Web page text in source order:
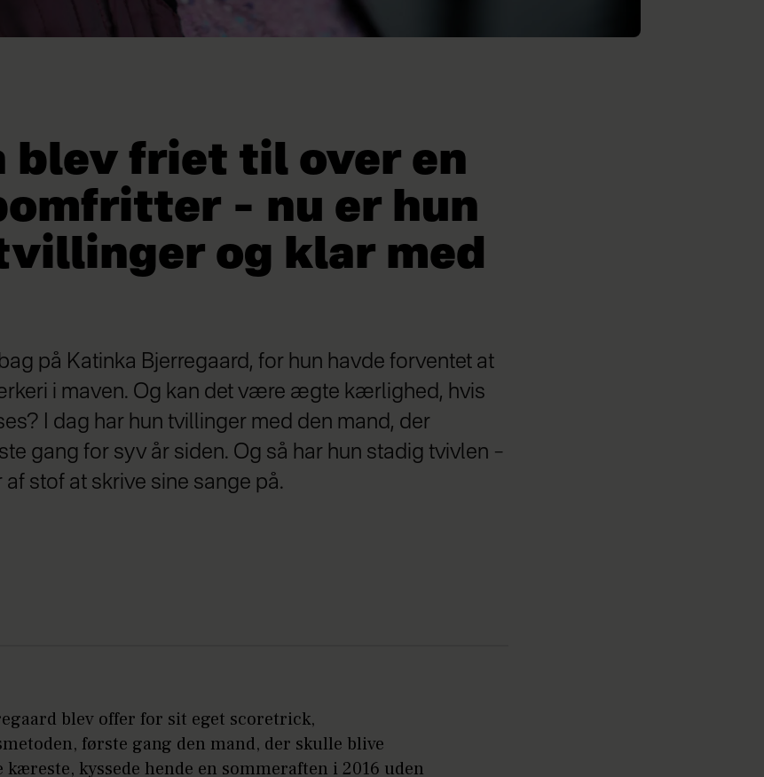
blev friet til over en
– nu er hun
og klar med
på Katinka Bjerregaard, for hun havde forventet at
i maven. Og kan det være ægte kærlighed, hvis
I dag har hun tvillinger med den mand, der
gang for syv år siden. Og så har hun stadig tvivlen –
stof at skrive sine sange på.
blev offer for sit eget scoretrick,
første gang den mand, der skulle blive
kæreste, kyssede hende en sommeraften i 2016 uden